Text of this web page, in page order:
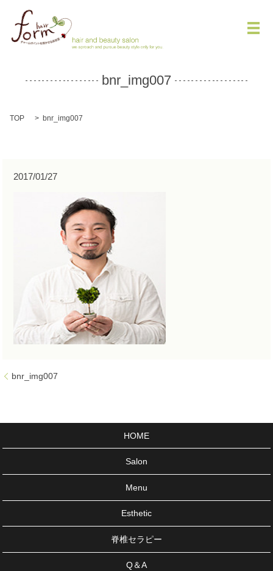
メ
bnr_img007
TOP bnr_img007
2017/01/27
bnr_img007
HOME
Salon
Menu
Esthetic
脊椎セラピー
Q＆A